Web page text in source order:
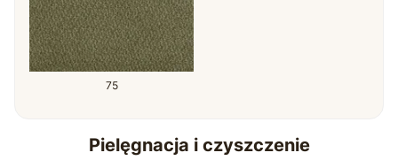
75
Pielęgnacja i czyszczenie